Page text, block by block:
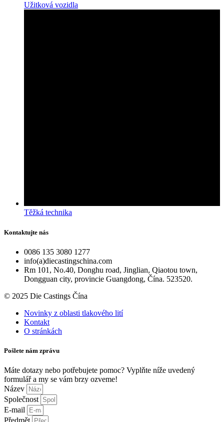
Užitková vozidla
Těžká technika
Kontaktujte nás
0086 135 3080 1277
info(a)diecastingschina.com
Rm 101, No.40, Donghu road, Jinglian, Qiaotou town,
Dongguan city, provincie Guangdong, Čína. 523520.
© 2025 Die Castings Čína
Novinky z oblasti tlakového lití
Kontakt
O stránkách
Pošlete nám zprávu
Máte dotazy nebo potřebujete pomoc? Vyplňte níže uvedený
formulář a my se vám brzy ozveme!
Název
Společnost
E-mail